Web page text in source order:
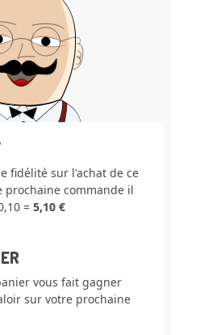
fidélité sur l'achat de ce
prochaine commande il
= 5,10 €
vous fait gagner
sur votre prochaine